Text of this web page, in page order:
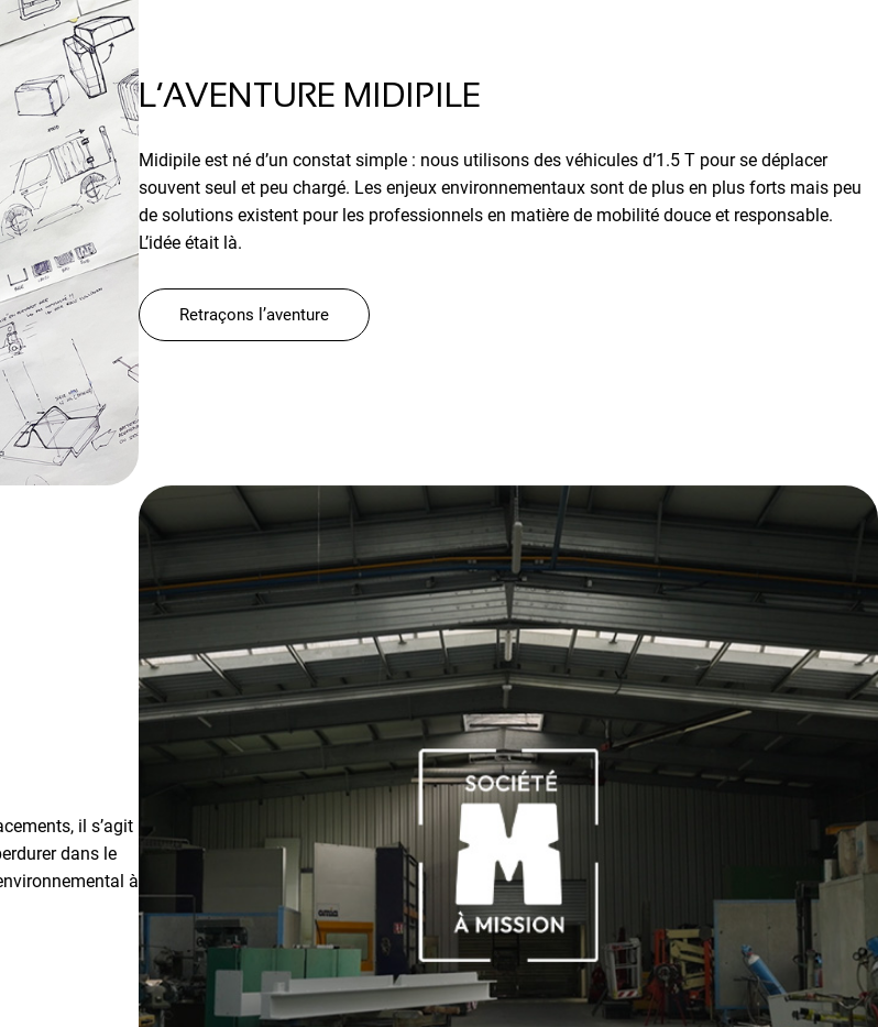
L’AVENTURE MIDIPILE
Midipile est né d’un constat simple : nous utilisons des véhicules d’1.5 T pour se déplacer
souvent seul et peu chargé. Les enjeux environnementaux sont de plus en plus forts mais peu
de solutions existent pour les professionnels en matière de mobilité douce et responsable.
L’idée était là.
Retraçons l’aventure
il s’agit
dans le
à